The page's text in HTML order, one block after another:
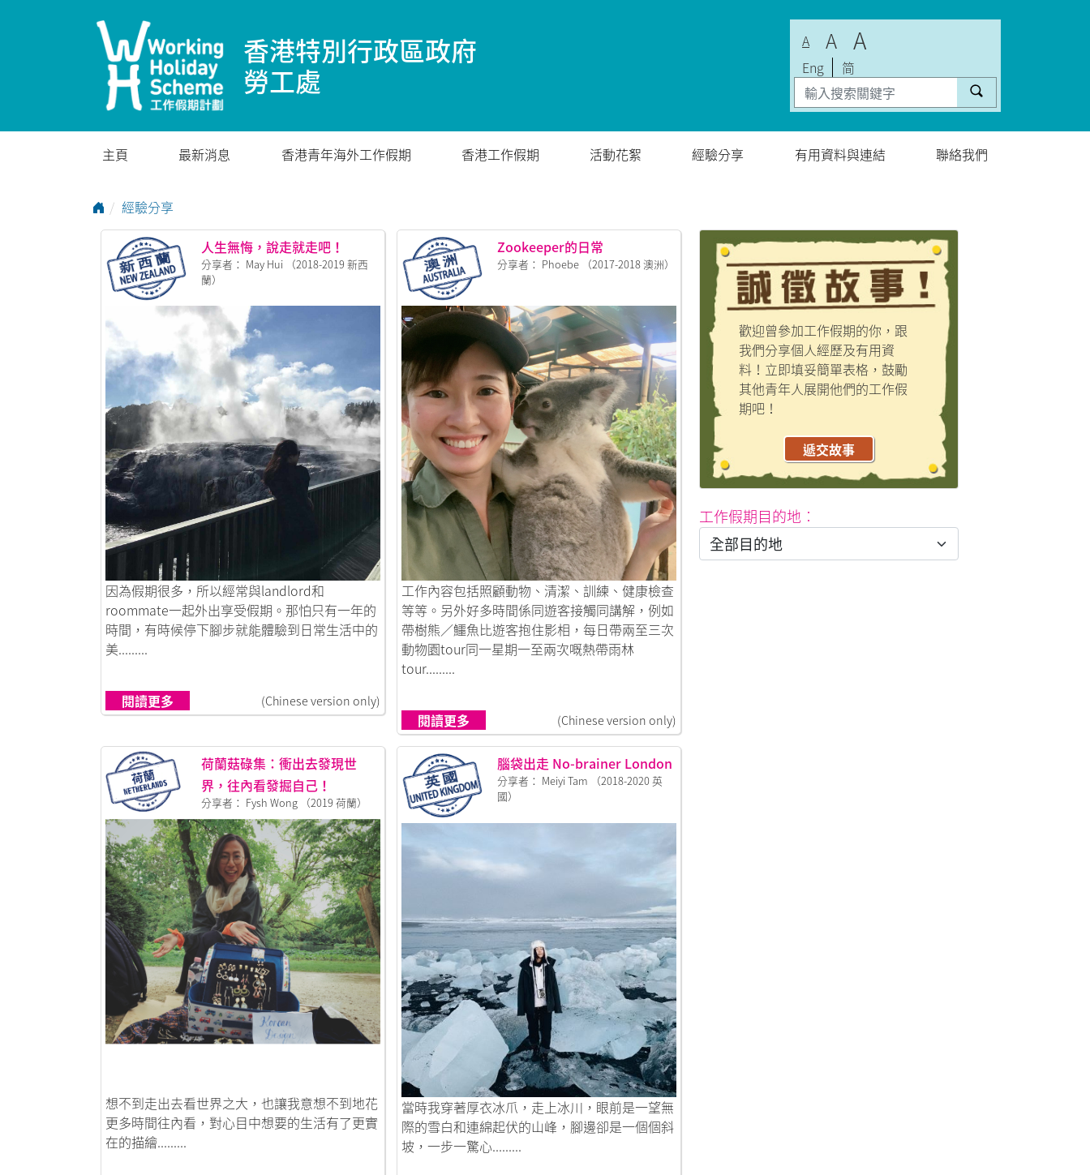
香港特別行政區政府
勞工處
A A A
Eng 简
主頁 最新消息 香港青年海外工作假期 香港工作假期 活動花絮 經驗分享 有用資料與連結 聯絡我們
Go to Home Page
經驗分享
人生無悔，說走就走吧！
分享者： May Hui （2018-2019 新西
蘭）
鏈接到人生無悔，說走就走吧！
因為假期很多，所以經常與landlord和
roommate一起外出享受假期。那怕只有一年的
時間，有時候停下腳步就能體驗到日常生活中的
美.........
閱讀更多 (Chinese version only)
Zookeeper的日常
分享者： Phoebe （2017-2018 澳洲）
鏈接到Zookeeper的日常
工作內容包括照顧動物、清潔、訓練、健康檢查
等等。另外好多時間係同遊客接觸同講解，例如
帶樹熊／鱷魚比遊客抱住影相，每日帶兩至三次
動物園tour同一星期一至兩次嘅熱帶雨林
tour.........
閱讀更多 (Chinese version only)
荷蘭菇碌集：衝出去發現世
界，往內看發掘自己！
分享者： Fysh Wong （2019 荷蘭）
鏈接到荷蘭菇碌集：衝出去發現世界，往內看發掘自己！
想不到走出去看世界之大，也讓我意想不到地花
更多時間往內看，對心目中想要的生活有了更實
在的描繪.........
腦袋出走 No-brainer London
分享者： Meiyi Tam （2018-2020 英
國）
鏈接到腦袋出走 No-brainer London
當時我穿著厚衣冰爪，走上冰川，眼前是一望無
際的雪白和連綿起伏的山峰，腳邊卻是一個個斜
坡，一步一驚心.........
歡迎曾參加工作假期的你，跟
我們分享個人經歷及有用資
料！立即填妥簡單表格，鼓勵
其他青年人展開他們的工作假
期吧！
遞交故事
工作假期目的地︰